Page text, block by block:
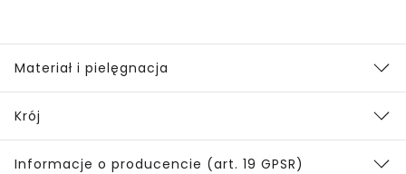
Materiał i pielęgnacja
Krój
Informacje o producencie (art. 19 GPSR)